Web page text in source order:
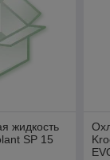
жидкость
SP 15